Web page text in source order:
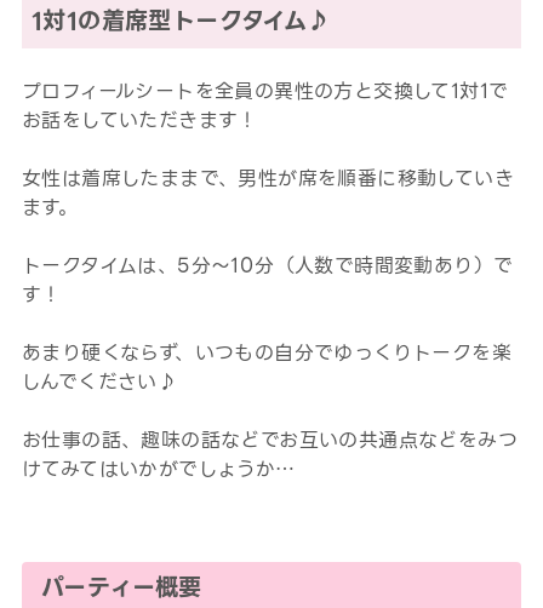
1対1の着席型トークタイム♪
プロフィールシートを全員の異性の方と交換して1対1で
お話をしていただきます！
女性は着席したままで、男性が席を順番に移動していき
ます。
トークタイムは、5分～10分（人数で時間変動あり）で
す！
あまり硬くならず、いつもの自分でゆっくりトークを楽
しんでください♪
お仕事の話、趣味の話などでお互いの共通点などをみつ
けてみてはいかがでしょうか…
パーティー概要